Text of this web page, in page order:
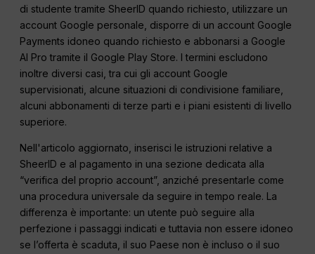
di studente tramite SheerID quando richiesto, utilizzare un
account Google personale, disporre di un account Google
Payments idoneo quando richiesto e abbonarsi a Google
AI Pro tramite il Google Play Store. I termini escludono
inoltre diversi casi, tra cui gli account Google
supervisionati, alcune situazioni di condivisione familiare,
alcuni abbonamenti di terze parti e i piani esistenti di livello
superiore.
Nell'articolo aggiornato, inserisci le istruzioni relative a
SheerID e al pagamento in una sezione dedicata alla
“verifica del proprio account”, anziché presentarle come
una procedura universale da seguire in tempo reale. La
differenza è importante: un utente può seguire alla
perfezione i passaggi indicati e tuttavia non essere idoneo
se l’offerta è scaduta, il suo Paese non è incluso o il suo